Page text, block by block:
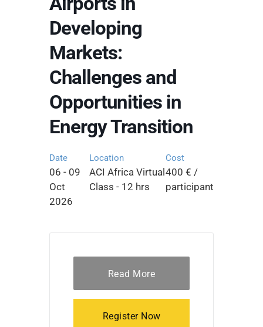
Developing
Markets:
Challenges and
Opportunities in
Energy Transition
Date
06 - 09
Oct
2026
Location
ACI Africa Virtual
Class - 12 hrs
Cost
400 € /
participant
Read More
Register Now